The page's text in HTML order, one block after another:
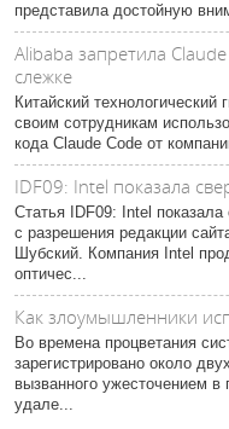
представила достойную
Alibaba запретила
слежке
Китайский технологический
своим сотрудникам
кода Claude Code от
IDF09: Intel показала
Статья IDF09: Intel
с разрешения редакции
Шубский. Компания Intel
оптичес...
Как злоумышленники
Во времена процветания
зарегистрировано около
вызванного ужесточением
удале...